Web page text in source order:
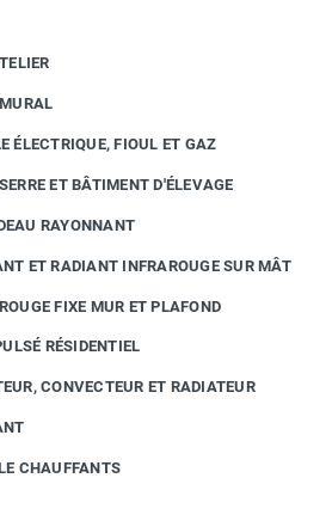
ÉLECTRIQUE, FIOUL ET GAZ
ET BÂTIMENT D'ÉLEVAGE
RAYONNANT
ET RADIANT INFRAROUGE SUR MÂT
FIXE MUR ET PLAFOND
RÉSIDENTIEL
CONVECTEUR ET RADIATEUR
CHAUFFANTS